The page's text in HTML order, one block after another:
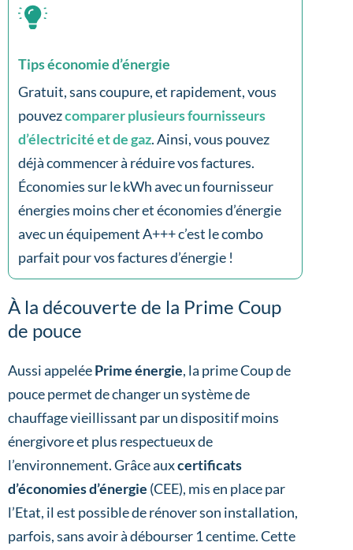
Tips économie d’énergie
Gratuit, sans coupure, et rapidement, vous
pouvezcomparer plusieurs fournisseurs
d’électricité et de gaz. Ainsi, vous pouvez
déjà commencer à réduire vos factures.
Économies sur le kWh avec un fournisseur
énergies moins cher et économies d’énergie
avec un équipement A+++ c’est le combo
parfait pour vos factures d’énergie !
À la découverte de la Prime Coup
de pouce
Aussi appeléePrime énergie, la prime Coup de
pouce permet de changer un système de
chauffage vieillissant par un dispositif moins
énergivore et plus respectueux de
l’environnement. Grâce auxcertificats
d’économies d’énergie (CEE), mis en place par
l’Etat, il est possible de rénover son installation,
parfois, sans avoir à débourser 1 centime. Cette